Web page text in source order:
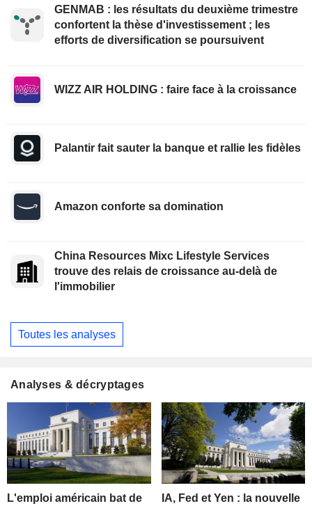
GENMAB : les résultats du deuxième trimestre
confortent la thèse d'investissement ; les
efforts de diversification se poursuivent
WIZZ AIR HOLDING : faire face à la croissance
Palantir fait sauter la banque et rallie les fidèles
Amazon conforte sa domination
China Resources Mixc Lifestyle Services
trouve des relais de croissance au-delà de
l'immobilier
Toutes les analyses
Analyses & décryptages
L'emploi américain bat de
IA, Fed et Yen : la nouvelle